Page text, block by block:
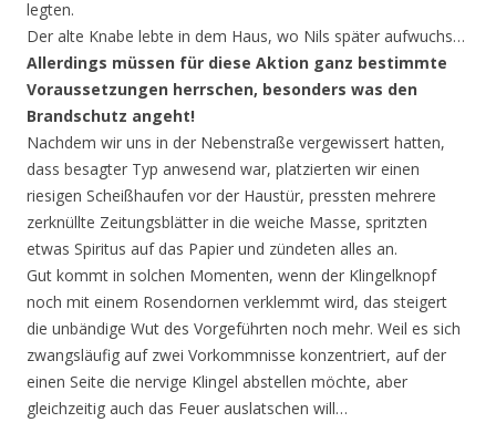
legten.
Der alte Knabe lebte in dem Haus, wo Nils später aufwuchs…
Allerdings müssen für diese Aktion ganz bestimmte
Voraussetzungen herrschen, besonders was den
Brandschutz angeht!
Nachdem wir uns in der Nebenstraße vergewissert hatten,
dass besagter Typ anwesend war, platzierten wir einen
riesigen Scheißhaufen vor der Haustür, pressten mehrere
zerknüllte Zeitungsblätter in die weiche Masse, spritzten
etwas Spiritus auf das Papier und zündeten alles an.
Gut kommt in solchen Momenten, wenn der Klingelknopf
noch mit einem Rosendornen verklemmt wird, das steigert
die unbändige Wut des Vorgeführten noch mehr. Weil es sich
zwangsläufig auf zwei Vorkommnisse konzentriert, auf der
einen Seite die nervige Klingel abstellen möchte, aber
gleichzeitig auch das Feuer auslatschen will…